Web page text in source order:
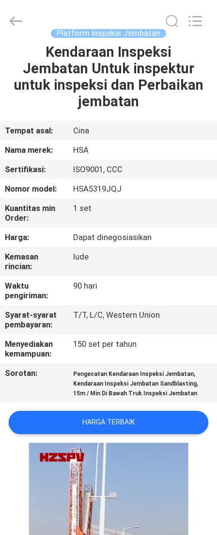
RUMAH
PRODUK
KAMI
PABRIK
KONTROL
KUALITAS
HUBUNGI
KAMI
BERITA
PERMINTAAN
PENAWARAN
KEBIJAKAN
PRIVASI
PURPOSE
VEHICLE
Platform Inspeksi Jembatan
Kendaraan Inspeksi
Jembatan Untuk inspektur
untuk inspeksi dan Perbaikan
jembatan
Tempat asal:
Cina
Nama merek:
HSA
Sertifikasi:
ISO9001, CCC
Nomor model:
HSA5319JQJ
Kuantitas min
Order:
1 set
Harga:
Dapat dinegosiasikan
Kemasan
rincian:
lude
Waktu
pengiriman:
90 hari
Syarat-syarat
pembayaran:
T/T, L/C, Western Union
Menyediakan
kemampuan:
150 set per tahun
Sorotan: Pengecatan Kendaraan Inspeksi Jembatan,
Kendaraan Inspeksi Jembatan Sandblasting,
15m / Min Di Bawah Truk Inspeksi Jembatan
HARGA TERBAIK